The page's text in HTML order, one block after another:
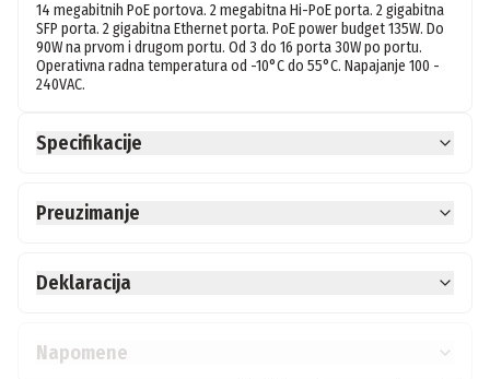
14 megabitnih PoE portova. 2 megabitna Hi-PoE porta. 2 gigabitna
SFP porta. 2 gigabitna Ethernet porta. PoE power budget 135W. Do
90W na prvom i drugom portu. Od 3 do 16 porta 30W po portu.
Operativna radna temperatura od -10°C do 55°C. Napajanje 100 -
240VAC.
Specifikacije
Preuzimanje
Deklaracija
Napomene